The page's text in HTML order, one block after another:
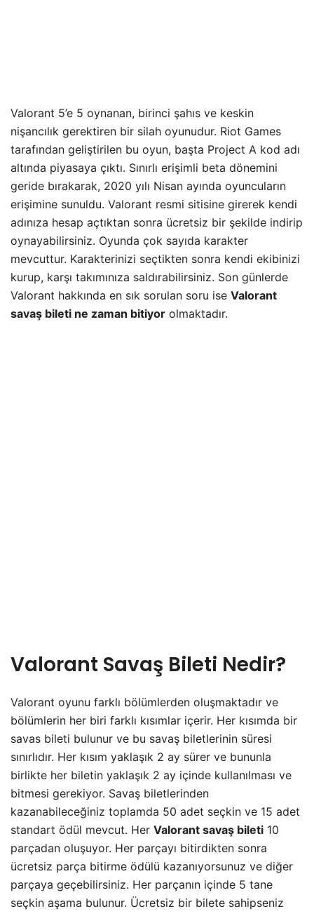
Valorant 5’e 5 oynanan, birinci şahıs ve keskin
nişancılık gerektiren bir silah oyunudur. Riot Games
tarafından geliştirilen bu oyun, başta Project A kod adı
altında piyasaya çıktı. Sınırlı erişimli beta dönemini
geride bırakarak, 2020 yılı Nisan ayında oyuncuların
erişimine sunuldu. Valorant resmi sitisine girerek kendi
adınıza hesap açtıktan sonra ücretsiz bir şekilde indirip
oynayabilirsiniz. Oyunda çok sayıda karakter
mevcuttur. Karakterinizi seçtikten sonra kendi ekibinizi
kurup, karşı takımınıza saldırabilirsiniz. Son günlerde
Valorant hakkında en sık sorulan soru ise Valorant
savaş bileti ne zaman bitiyor olmaktadır.
Valorant Savaş Bileti Nedir?
Valorant oyunu farklı bölümlerden oluşmaktadır ve
bölümlerin her biri farklı kısımlar içerir. Her kısımda bir
savas bileti bulunur ve bu savaş biletlerinin süresi
sınırlıdır. Her kısım yaklaşık 2 ay sürer ve bununla
birlikte her biletin yaklaşık 2 ay içinde kullanılması ve
bitmesi gerekiyor. Savaş biletlerinden
kazanabileceğiniz toplamda 50 adet seçkin ve 15 adet
standart ödül mevcut. Her Valorant savaş bileti 10
parçadan oluşuyor. Her parçayı bitirdikten sonra
ücretsiz parça bitirme ödülü kazanıyorsunuz ve diğer
parçaya geçebilirsiniz. Her parçanın içinde 5 tane
seçkin aşama bulunur. Ücretsiz bir bilete sahipseniz